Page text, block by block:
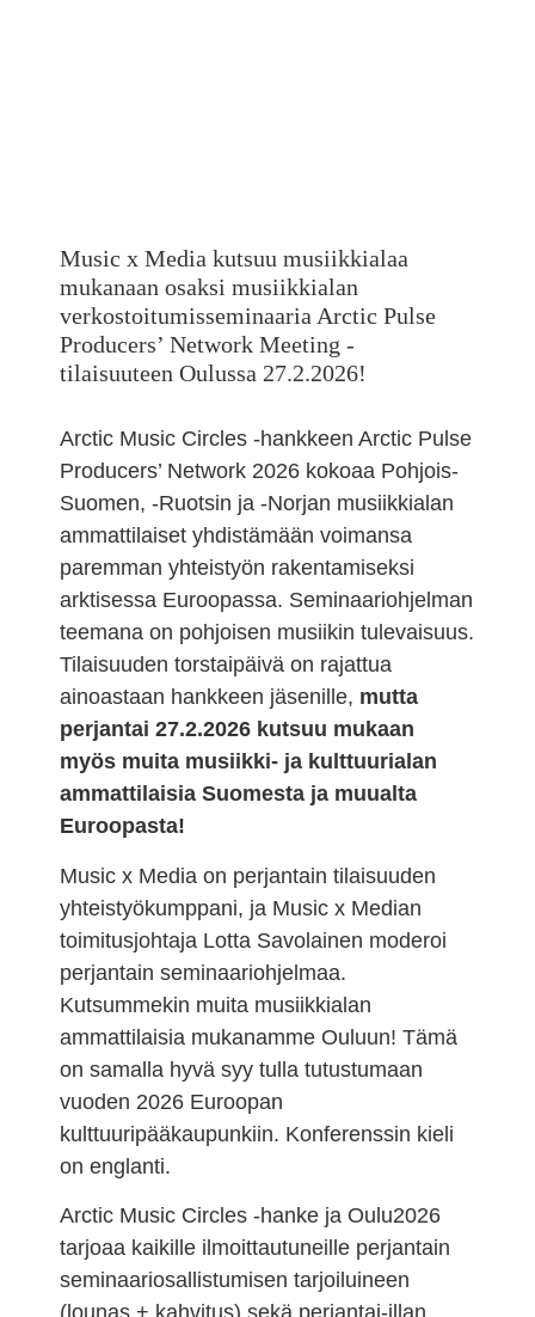
Music x Media kutsuu musiikkialaa
mukanaan osaksi musiikkialan
verkostoitumisseminaaria Arctic Pulse
Producers’ Network Meeting -
tilaisuuteen Oulussa 27.2.2026!
Arctic Music Circles -hankkeen Arctic Pulse
Producers’ Network 2026 kokoaa Pohjois-
Suomen, -Ruotsin ja -Norjan musiikkialan
ammattilaiset yhdistämään voimansa
paremman yhteistyön rakentamiseksi
arktisessa Euroopassa. Seminaariohjelman
teemana on pohjoisen musiikin tulevaisuus.
Tilaisuuden torstaipäivä on rajattua
ainoastaan hankkeen jäsenille, mutta
perjantai 27.2.2026 kutsuu mukaan
myös muita musiikki- ja kulttuurialan
ammattilaisia Suomesta ja muualta
Euroopasta!
Music x Media on perjantain tilaisuuden
yhteistyökumppani, ja Music x Median
toimitusjohtaja Lotta Savolainen moderoi
perjantain seminaariohjelmaa.
Kutsummekin muita musiikkialan
ammattilaisia mukanamme Ouluun! Tämä
on samalla hyvä syy tulla tutustumaan
vuoden 2026 Euroopan
kulttuuripääkaupunkiin. Konferenssin kieli
on englanti.
Arctic Music Circles -hanke ja Oulu2026
tarjoaa kaikille ilmoittautuneille perjantain
seminaariosallistumisen tarjoiluineen